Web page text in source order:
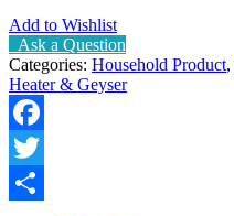
Add to Wishlist
Ask a Question
Categories: Household Product,
Heater & Geyser
Facebook
Twitter